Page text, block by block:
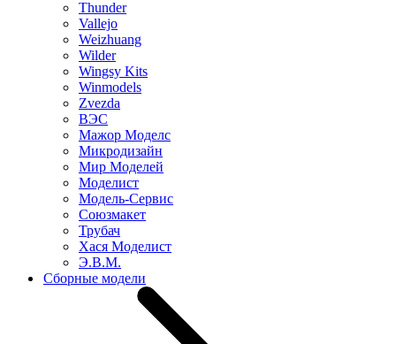
Thunder
Vallejo
Weizhuang
Wilder
Wingsy Kits
Winmodels
Zvezda
ВЭС
Мажор Моделс
Микродизайн
Мир Моделей
Моделист
Модель-Сервис
Союзмакет
Трубач
Хася Моделист
Э.В.М.
Сборные модели